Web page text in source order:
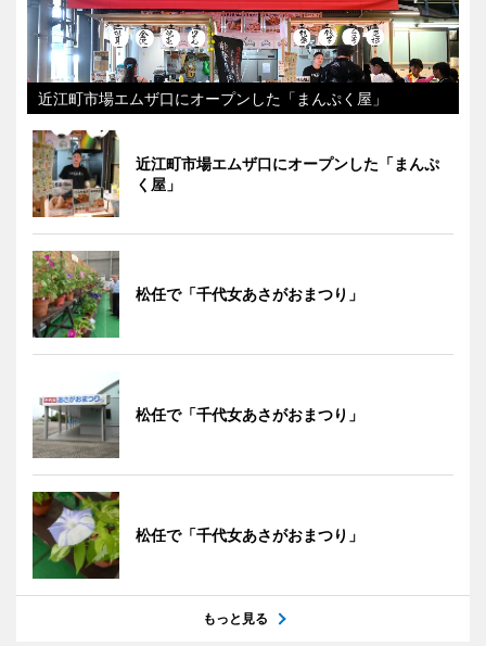
近江町市場エムザ口にオープンした「まんぷく屋」
近江町市場エムザ口にオープンした「まんぷ
く屋」
松任で「千代女あさがおまつり」
松任で「千代女あさがおまつり」
松任で「千代女あさがおまつり」
もっと見る